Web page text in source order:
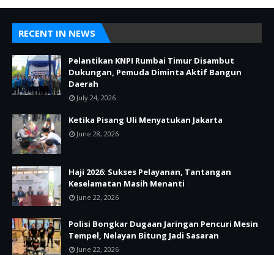
RECENT IN NEWS
Pelantikan KNPI Rumbai Timur Disambut
Dukungan, Pemuda Diminta Aktif Bangun
Daerah
July 24, 2026
Ketika Pisang Uli Menyatukan Jakarta
June 28, 2026
Haji 2026: Sukses Pelayanan, Tantangan
Keselamatan Masih Menanti
June 22, 2026
Polisi Bongkar Dugaan Jaringan Pencuri Mesin
Tempel, Nelayan Bitung Jadi Sasaran
June 22, 2026